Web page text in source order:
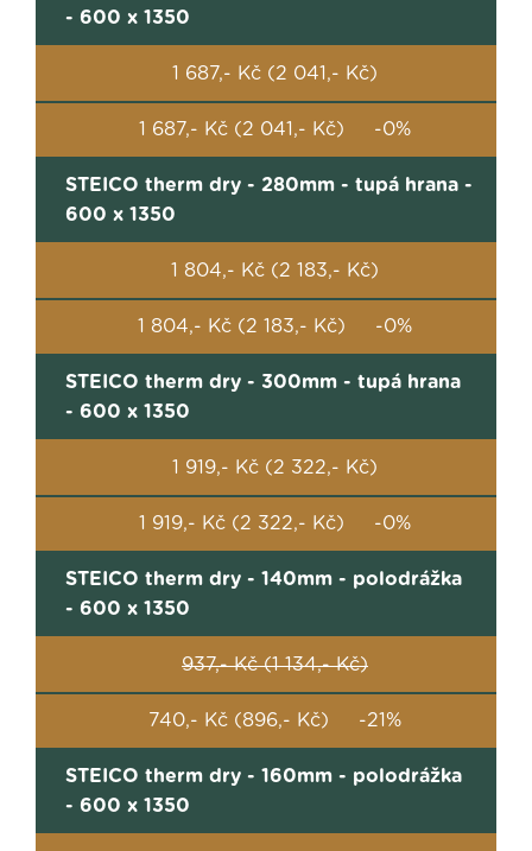
- 600 x 1350
1 687,- Kč (2 041,- Kč)
1 687,- Kč (2 041,- Kč) -0%
STEICO therm dry - 280mm - tupá hrana -
600 x 1350
1 804,- Kč (2 183,- Kč)
1 804,- Kč (2 183,- Kč) -0%
STEICO therm dry - 300mm - tupá hrana
- 600 x 1350
1 919,- Kč (2 322,- Kč)
1 919,- Kč (2 322,- Kč) -0%
STEICO therm dry - 140mm - polodrážka
- 600 x 1350
937,- Kč (1 134,- Kč)
740,- Kč (896,- Kč) -21%
STEICO therm dry - 160mm - polodrážka
- 600 x 1350